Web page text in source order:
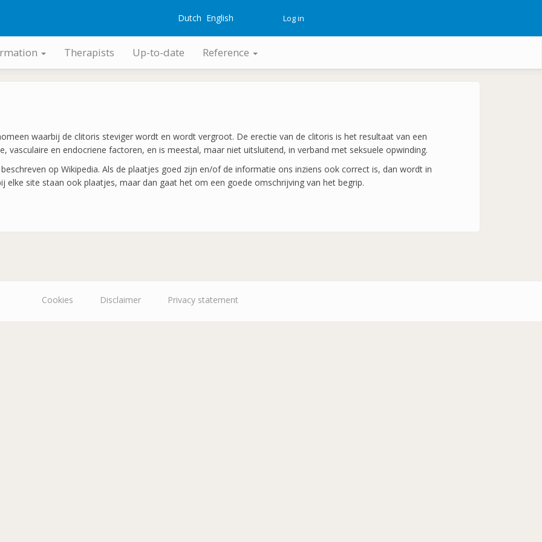
Dutch English Gebruikersmenu
Log in
Therapists Up-to-date Reference
waarbij de clitoris steviger wordt en wordt vergroot. De erectie van de clitoris is het resultaat van een
vasculaire en endocriene factoren, en is meestal, maar niet uitsluitend, in verband met seksuele opwinding.
op Wikipedia. Als de plaatjes goed zijn en/of de informatie ons inziens ook correct is, dan wordt in
elke site staan ook plaatjes, maar dan gaat het om een goede omschrijving van het begrip.
Cookies Disclaimer Privacy statement